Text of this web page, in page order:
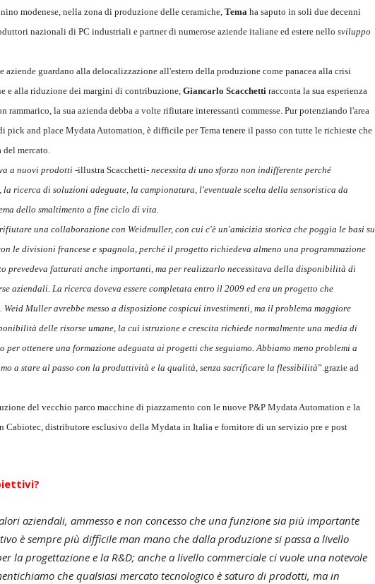
modenese, nella zona di produzione delle ceramiche, Tema ha saputo in soli due decenni
nazionali di PC industriali e partner di numerose aziende italiane ed estere nello sviluppo
aziende guardano alla delocalizzazione all'estero della produzione come panacea alla crisi
e alla riduzione dei margini di contribuzione, Giancarlo Scacchetti racconta la sua esperienza
rammarico, la sua azienda debba a volte rifiutare interessanti commesse. Pur potenziando l'area
and place Mydata Automation, è difficile per Tema tenere il passo con tutte le richieste che
del mercato.
a nuovi prodotti -illustra Scacchetti- necessita di uno sforzo non indifferente perché
la ricerca di soluzioni adeguate, la campionatura, l'eventuale scelta della sensoristica da
dello smaltimento a fine ciclo di vita.
una collaborazione con Weidmuller, con cui c'è un'amicizia storica che poggia le basi su
le divisioni francese e spagnola, perché il progetto richiedeva almeno una programmazione
prevedeva fatturati anche importanti, ma per realizzarlo necessitava della disponibilità di
aziendali. La ricerca doveva essere completata entro il 2009 ed era un progetto che
Muller avrebbe messo a disposizione cospicui investimenti, ma il problema maggiore
delle risorse umane, la cui istruzione e crescita richiede normalmente una media di
ottenere una formazione adeguata ai progetti che seguiamo. Abbiamo meno problemi a
a stare al passo con la produttività e la qualità, senza sacrificare la flessibilità”.grazie ad
del vecchio parco macchine di piazzamento con le nuove P&P Mydata Automation e la
Cabiotec, distributore esclusivo della Mydata in Italia e fornitore di un servizio pre e post
aziendali, ammesso e non concesso che una funzione sia più importante
è sempre più difficile man mano che dalla produzione si passa a livello
la progettazione e la R&D; anche a livello commerciale ci vuole una notevole
che qualsiasi mercato tecnologico è saturo di prodotti, ma in